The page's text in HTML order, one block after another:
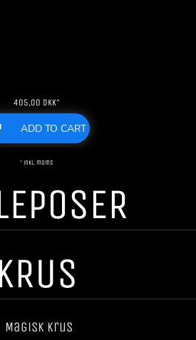
405,00 DKK*
ADD TO CART
* inkl. moms
KRUS
Magisk krus